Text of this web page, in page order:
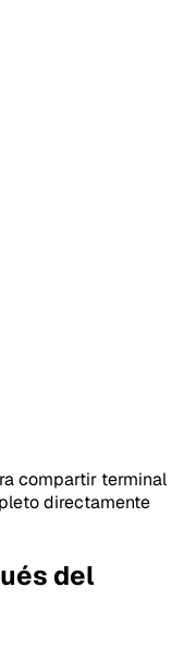
compartir terminal
directamente
del